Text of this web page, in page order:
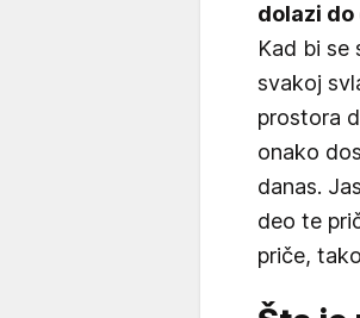
dolazi
Kad bi se
svakoj
prostora
onako
danas.
deo te
priče,